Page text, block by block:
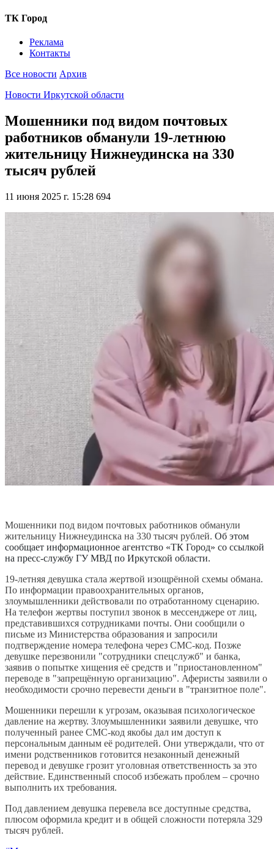
ТК Город
Реклама
Контакты
Все новости Архив
Новости Иркутской области
Мошенники под видом почтовых
работников обманули 19-летнюю
жительницу Нижнеудинска на 330
тысяч рублей
11 июня 2025 г. 15:28 694
Мошенники под видом почтовых работников обманули
жительницу Нижнеудинска на 330 тысяч рублей. Об этом
сообщает информационное агентство «ТК Город» со ссылкой
на пресс-службу ГУ МВД по Иркутской области.
19-летняя девушка стала жертвой изощрённой схемы обмана.
По информации правоохранительных органов,
злоумышленники действовали по отработанному сценарию.
На телефон жертвы поступил звонок в мессенджере от лиц,
представившихся сотрудниками почты. Они сообщили о
письме из Министерства образования и запросили
подтверждение номера телефона через СМС-код. Позже
девушке перезвонили "сотрудники спецслужб" и банка,
заявив о попытке хищения её средств и "приостановленном"
переводе в "запрещённую организацию". Аферисты заявили о
необходимости срочно перевести деньги в "транзитное поле".
Мошенники перешли к угрозам, оказывая психологическое
давление на жертву. Злоумышленники заявили девушке, что
полученный ранее СМС-код якобы дал им доступ к
персональным данным её родителей. Они утверждали, что от
имени родственников готовится незаконный денежный
перевод и девушке грозит уголовная ответственность за это
действие. Единственный способ избежать проблем – срочно
выполнить их требования.
Под давлением девушка перевела все доступные средства,
плюсом оформила кредит и в общей сложности потеряла 329
тысяч рублей.